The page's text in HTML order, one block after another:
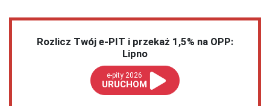
Rozlicz Twój e-PIT i przekaż 1,5% na OPP:
Lipno
e-pity 2026
URUCHOM